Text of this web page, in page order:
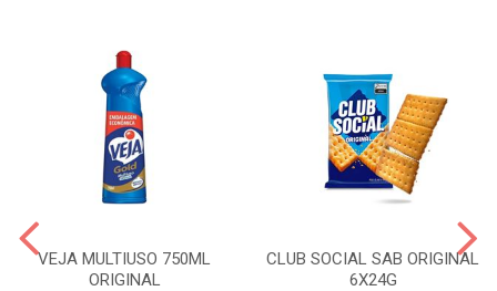
VEJA MULTIUSO 750ML
ORIGINAL
CLUB SOCIAL SAB ORIGINAL
6X24G